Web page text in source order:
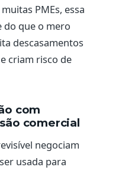
PMEs, essa
do que o mero
descasamentos
criam risco de
com
comercial
negociam
usada para